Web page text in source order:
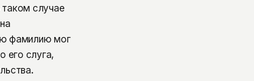
случае
фамилию мог
его слуга,